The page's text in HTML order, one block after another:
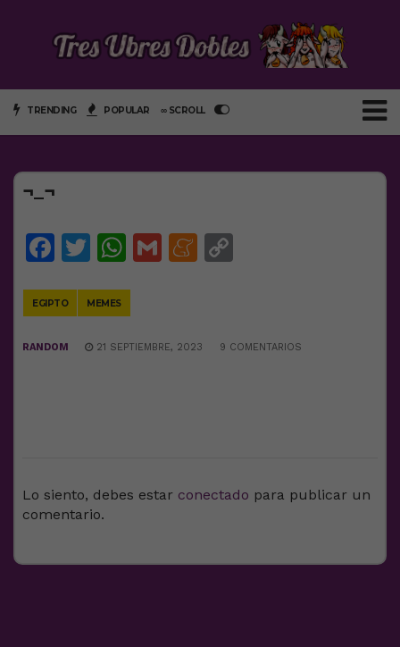
TRENDING POPULAR ∞ SCROLL
¬_¬
Facebook
Twitter
WhatsApp
GmailMeneame
EGIPTO MEMES
RANDOM 21 SEPTIEMBRE, 2023 9 COMENTARIOS
Lo siento, debes estar conectado para publicar un
comentario.